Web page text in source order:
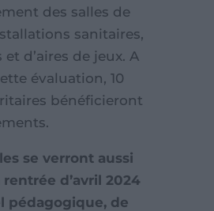
des salles de
sanitaires,
d’aires de jeux. A
évaluation, 10
bénéficieront
se verront aussi
d’avril 2024
pédagogique, de